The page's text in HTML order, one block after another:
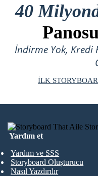
40
İndirme Yok, Kredi
İLK
Yardım et
Yardım ve SSS
Storyboard Oluşturucu
Nasıl Yazdırılır